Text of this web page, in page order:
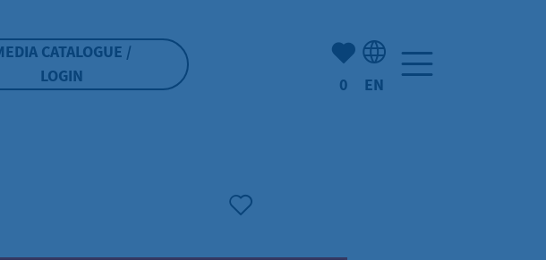
CATALOGUE /
LOGIN
Number of bookmarked
0 EN